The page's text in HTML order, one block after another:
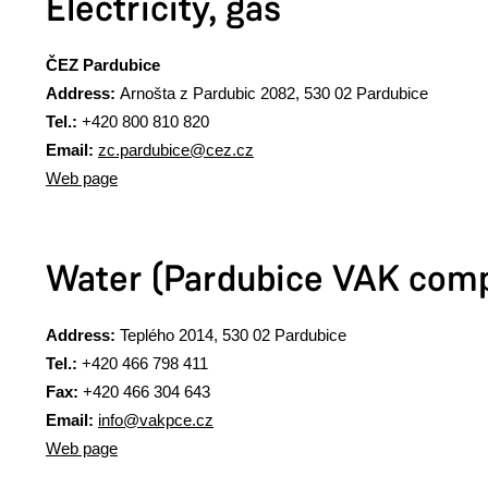
ČEZ Pardubice
Address: Arnošta z Pardubic 2082, 530 02 Pardubice
Tel.: +420 800 810 820
Email: zc.pardubice@cez.cz
Web page
Water (Pardubice VAK
Address: Teplého 2014, 530 02 Pardubice
Tel.: +420 466 798 411
Fax: +420 466 304 643
Email: info@vakpce.cz
Web page